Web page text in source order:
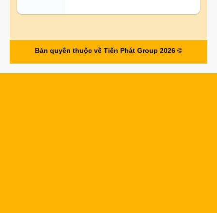
Bản quyền thuộc về Tiến Phát Group 2026 ©